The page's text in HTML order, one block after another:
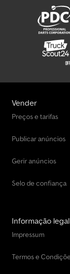
Volume
Vender
Preços e tarifas
Publicar anúncios
Gerir anúncios
Selo de confiança
Informação legal
Impressum
Termos e